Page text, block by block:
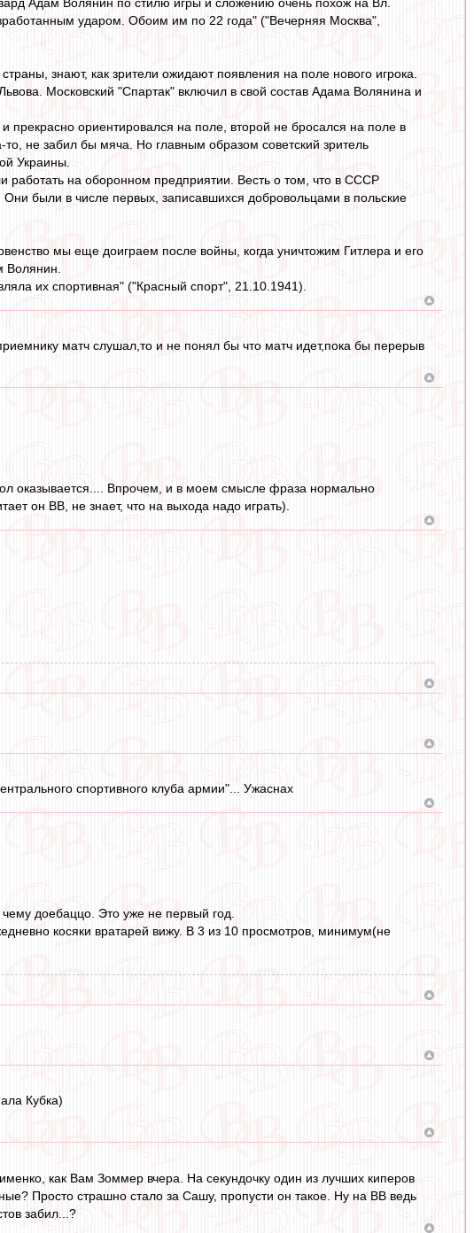
ударом. Обоим им по 22 года" ("Вечерняя Москва",
знают, как зрители ожидают появления на поле нового игрока.
Московский "Спартак" включил в свой состав Адама Волянина и
прекрасно ориентировался на поле, второй не бросался на поле в
не забил бы мяча. Но главным образом советский зритель
Украины.
на оборонном предприятии. Весть о том, что в СССР
были в числе первых, записавшихся добровольцами в польские
мы еще доиграем после войны, когда уничтожим Гитлера и его
Волянин.
их спортивная" ("Красный спорт", 21.10.1941).
матч слушал,то и не понял бы что матч идет,пока бы перерыв
оказывается.... Впрочем, и в моем смысле фраза нормально
он ВВ, не знает, что на выхода надо играть).
спортивного клуба армии"... Ужаснах
доебаццо. Это уже не первый год.
косяки вратарей вижу. В 3 из 10 просмотров, минимум(не
Кубка)
как Вам Зоммер вчера. На секундочку один из лучших киперов
Просто страшно стало за Сашу, пропусти он такое. Ну на ВВ ведь
забил...?